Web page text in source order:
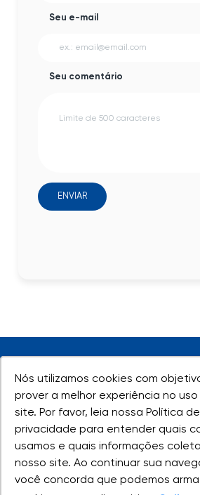
Nós utilizamos cookies com
prover a melhor experiência no
site. Por favor, leia nossa Política de
privacidade para entender quais
usamos e quais informações
nosso site. Ao continuar sua
você concorda que podemos
Nós utilizamos cookies com
prover a melhor experiência no
site. Por favor, leia nossa Política de
privacidade para entender quais
usamos e quais informações
nosso site. Ao continuar sua
você concorda que podemos
Seu e-mail
Seu comentário
ENVIAR
UNIVAP - Todos os direitos
AV. SHISHIMA HIFUMI, 2911 - URBANOVA - SÃO JOSÉ